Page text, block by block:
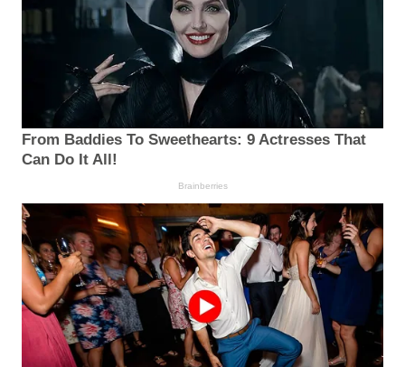
From Baddies To Sweethearts: 9 Actresses That
Can Do It All!
Brainberries